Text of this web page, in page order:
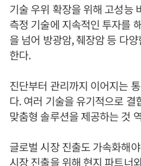
기술 우위 확장을 위해 고성능
측정 기술에 지속적인 투자를
을 넘어 방광암, 췌장암 등 다
한다.
진단부터 관리까지 이어지는
다. 여러 기술을 유기적으로 결
맞춤형 솔루션을 제공하는 것
글로벌 시장 진출도 가속화해
시장 진출을 위해 현지 파트너